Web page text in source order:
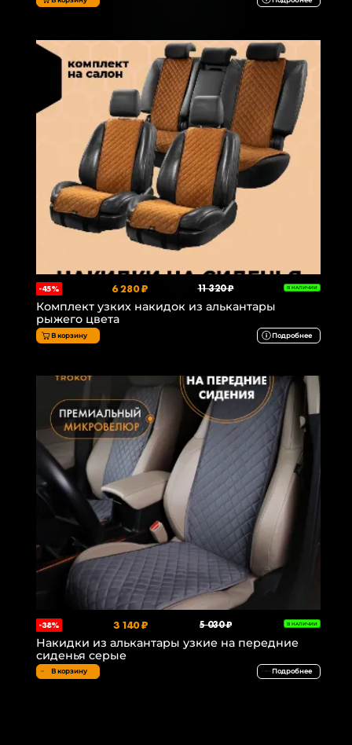
-45% 6 280 ₽ 11 320 ₽ В НАЛИЧИИ
Комплект узких накидок из алькантары
рыжего цвета
В корзину Подробнее
-38% 3 140 ₽ 5 030 ₽ В НАЛИЧИИ
Накидки из алькантары узкие на передние
сиденья серые
В корзину Подробнее